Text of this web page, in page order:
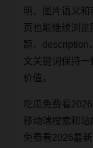
明、图片语义
页也能继续浏
题、description
文关键词保持
价值。
吃瓜免费看
移动端搜索和
免费看2026最